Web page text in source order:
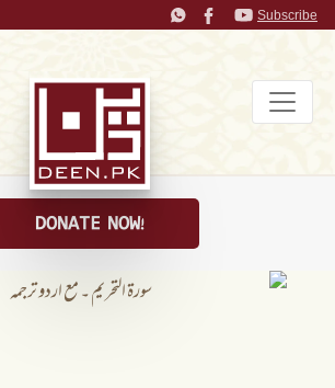
Subscribe
DONATE NOW!